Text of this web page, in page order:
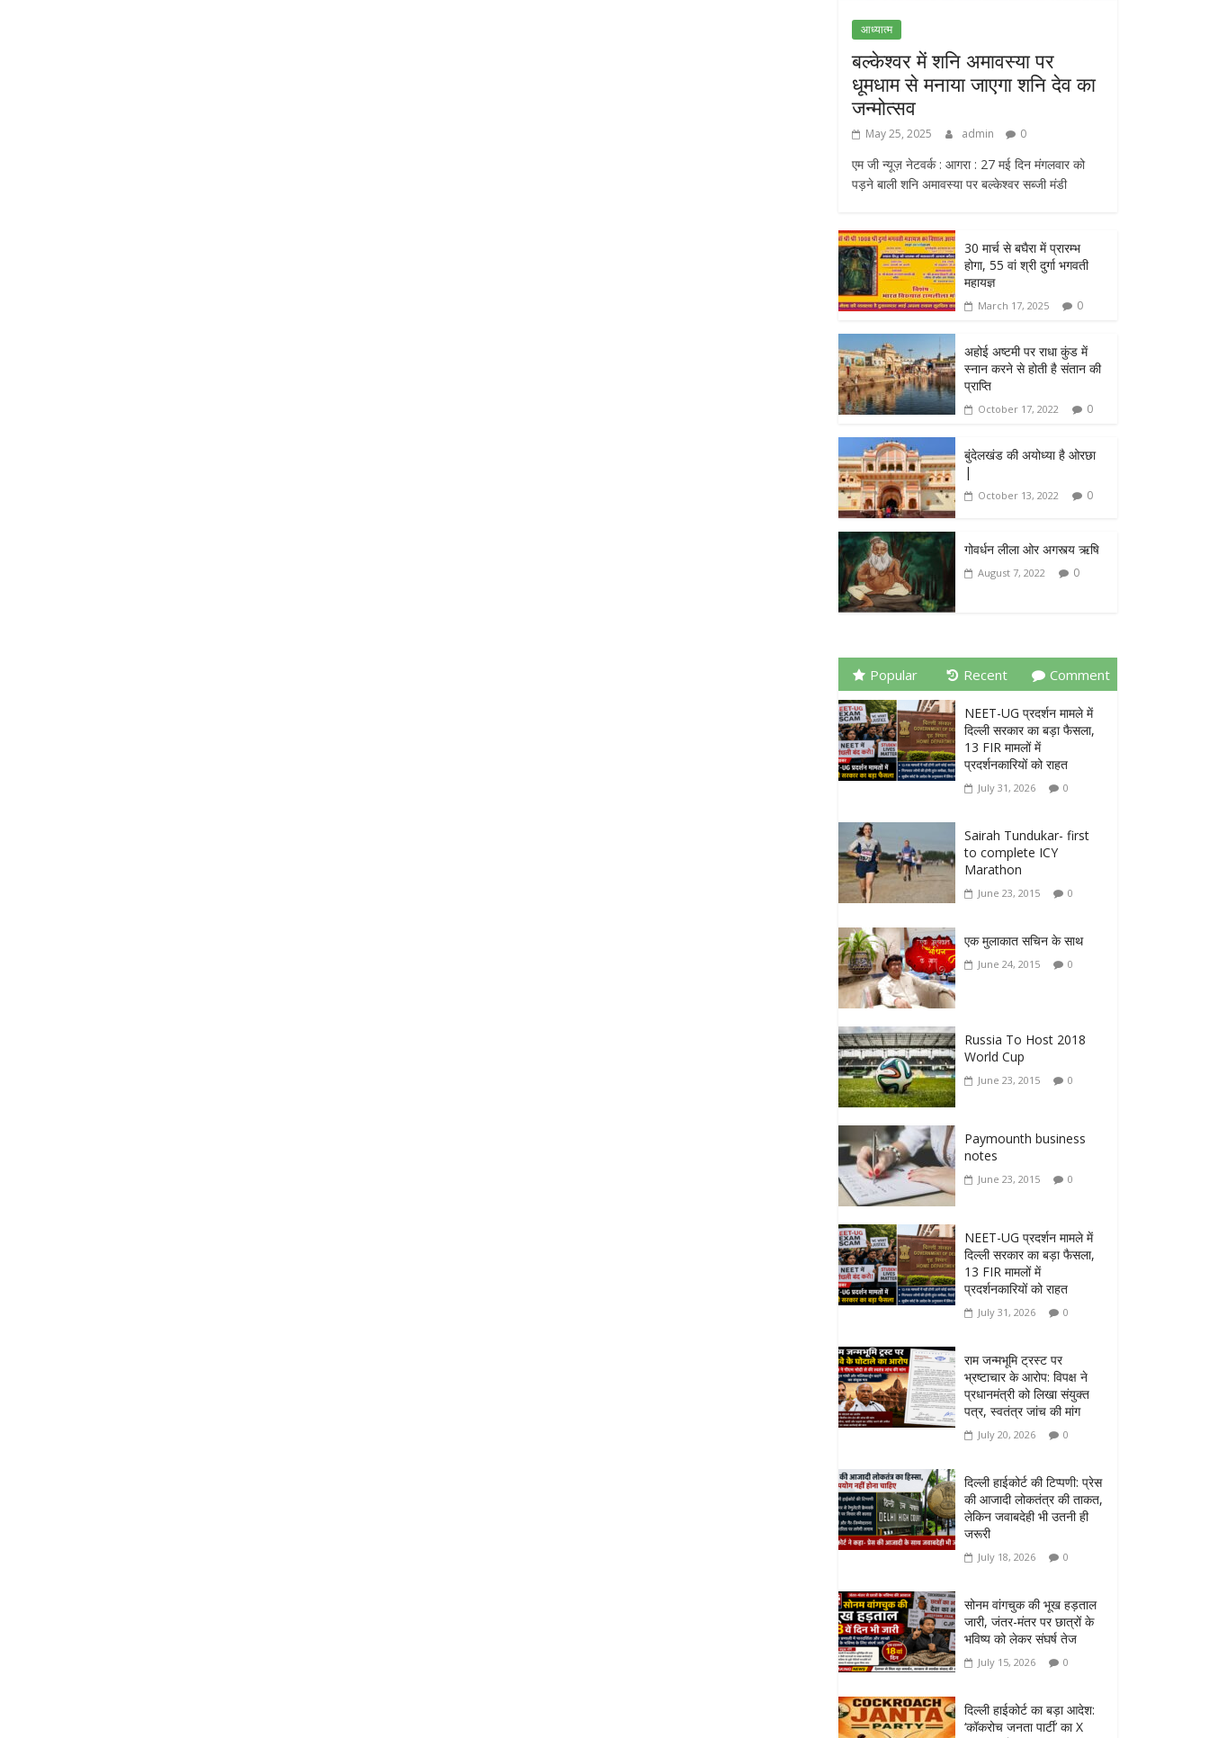
आध्यात्म
बल्केश्वर में शनि अमावस्या पर
धूमधाम से मनाया जाएगा शनि देव का
जन्मोत्सव
May 25, 2025 admin 0
एम जी न्यूज़ नेटवर्क : आगरा : 27 मई दिन मंगलवार को
पड़ने बाली शनि अमावस्या पर बल्केश्वर सब्जी मंडी
30 मार्च से बघैरा में प्रारम्भ
होगा, 55 वां श्री दुर्गा भगवती
महायज्ञ
March 17, 2025 0
अहोई अष्टमी पर राधा कुंड में
स्नान करने से होती है संतान की
प्राप्ति
October 17, 2022 0
बुंदेलखंड की अयोध्या है ओरछा
|
October 13, 2022 0
गोवर्धन लीला ओर अगस्त्य ऋषि
August 7, 2022 0
Popular Recent Comment
NEET-UG प्रदर्शन मामले में
दिल्ली सरकार का बड़ा फैसला,
13 FIR मामलों में
प्रदर्शनकारियों को राहत
July 31, 2026 0
Sairah Tundukar- first
to complete ICY
Marathon
June 23, 2015 0
एक मुलाकात सचिन के साथ
June 24, 2015 0
Russia To Host 2018
World Cup
June 23, 2015 0
Paymounth business
notes
June 23, 2015 0
NEET-UG प्रदर्शन मामले में
दिल्ली सरकार का बड़ा फैसला,
13 FIR मामलों में
प्रदर्शनकारियों को राहत
July 31, 2026 0
राम जन्मभूमि ट्रस्ट पर
भ्रष्टाचार के आरोप: विपक्ष ने
प्रधानमंत्री को लिखा संयुक्त
पत्र, स्वतंत्र जांच की मांग
July 20, 2026 0
दिल्ली हाईकोर्ट की टिप्पणी: प्रेस
की आजादी लोकतंत्र की ताकत,
लेकिन जवाबदेही भी उतनी ही
जरूरी
July 18, 2026 0
सोनम वांगचुक की भूख हड़ताल
जारी, जंतर-मंतर पर छात्रों के
भविष्य को लेकर संघर्ष तेज
July 15, 2026 0
दिल्ली हाईकोर्ट का बड़ा आदेश:
‘कॉकरोच जनता पार्टी’ का X